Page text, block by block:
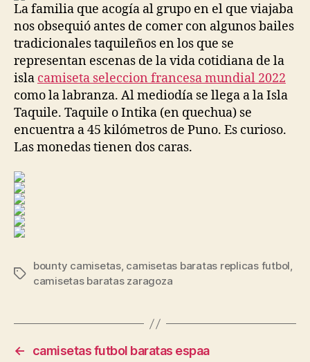
La familia que acogía al grupo en el que viajaba
nos obsequió antes de comer con algunos bailes
tradicionales taquileños en los que se
representan escenas de la vida cotidiana de la
isla camiseta seleccion francesa mundial 2022
como la labranza. Al mediodía se llega a la Isla
Taquile. Taquile o Intika (en quechua) se
encuentra a 45 kilómetros de Puno. Es curioso.
Las monedas tienen dos caras.
Etiquetas
bounty camisetas, camisetas baratas replicas futbol,
camisetas baratas zaragoza
← camisetas futbol baratas espaa